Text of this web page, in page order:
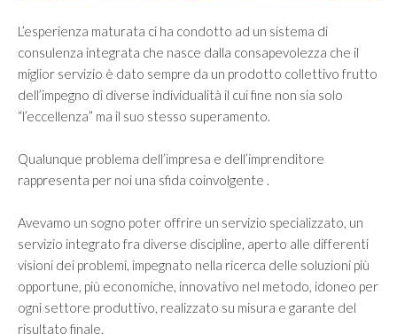
SERVIZI
Controllo di gestione e controllo strategico
Finanza Aziendale
Merger & Acquisition e valutazione d’azienda
Passaggio generazionale
MERCATI
L’esperienza maturata ci ha condotto ad un sistema di
consulenza integrata che nasce dalla consapevolezza che il
miglior servizio è dato sempre da un prodotto collettivo frutto
dell’impegno di diverse individualità il cui fine non sia solo
“l’eccellenza” ma il suo stesso superamento.
Qualunque problema dell’impresa e dell’imprenditore
rappresenta per noi una sfida coinvolgente .
Avevamo un sogno poter offrire un servizio specializzato, un
servizio integrato fra diverse discipline, aperto alle differenti
visioni dei problemi, impegnato nella ricerca delle soluzioni più
opportune, più economiche, innovativo nel metodo, idoneo per
ogni settore produttivo, realizzato su misura e garante del
risultato finale.